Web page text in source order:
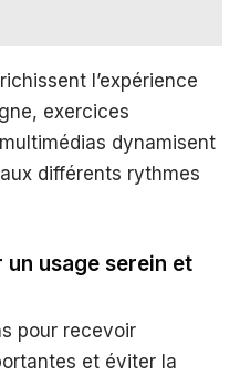
l’expérience
exercices
dynamisent
différents rythmes
usage serein et
pour recevoir
et éviter la